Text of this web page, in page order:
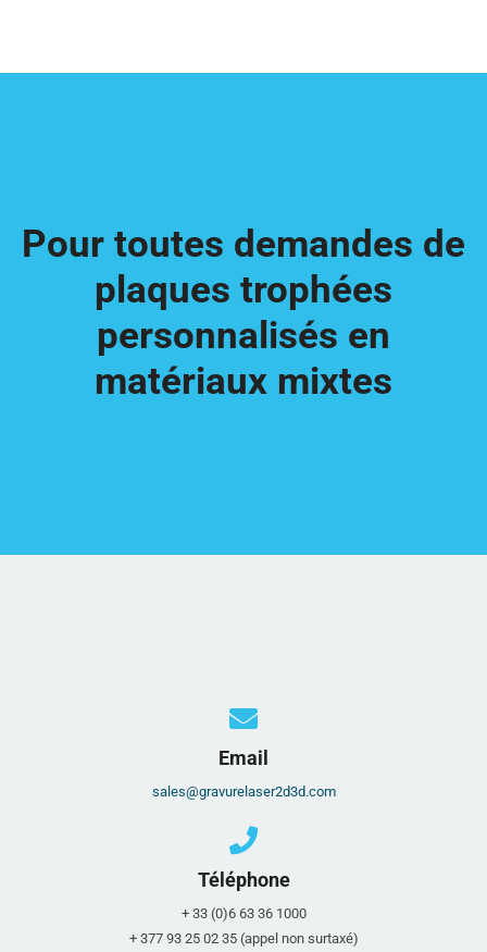
Pour toutes demandes de
plaques trophées
personnalisés en
matériaux mixtes
Email
sales@gravurelaser2d3d.com
Téléphone
+ 33 (0)6 63 36 1000
+ 377 93 25 02 35 (appel non surtaxé)